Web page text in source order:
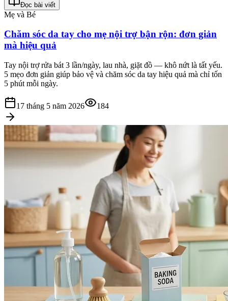
Đọc bài viết
Mẹ và Bé
Chăm sóc da tay cho mẹ nội trợ bận rộn: đơn giản
mà hiệu quả
Tay nội trợ rửa bát 3 lần/ngày, lau nhà, giặt đồ — khô nứt là tất yếu.
5 mẹo đơn giản giúp bảo vệ và chăm sóc da tay hiệu quả mà chỉ tốn
5 phút mỗi ngày.
17 tháng 5 năm 2026 184